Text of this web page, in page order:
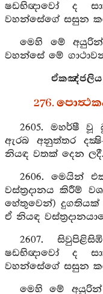
ෂඩභිඥාවෝ ද
වහන්සේගේ සසුන
මෙහි මේ
වහන්සේ මේ
ඒකඤ්ජලිය
276.
2605. මහර්ෂී වූ
ඇරබ අනුත්තර
නියඳ වතක් දෙන ලදී.
2606. මෙයින්
වස්ත්‍රදානය කිරීම්
හේතුවෙන්)
ඒ නියඳ
2607.
ෂඩභිඥාවෝ ද
වහන්සේගේ සසුන
මෙහි මේ